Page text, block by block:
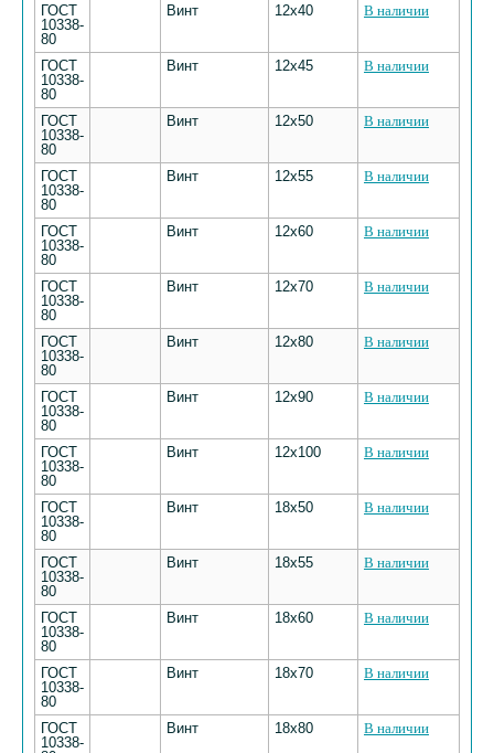
ГОСТ
10338-
80
Винт 12х40 В наличии
ГОСТ
10338-
80
Винт 12х45 В наличии
ГОСТ
10338-
80
Винт 12х50 В наличии
ГОСТ
10338-
80
Винт 12х55 В наличии
ГОСТ
10338-
80
Винт 12х60 В наличии
ГОСТ
10338-
80
Винт 12х70 В наличии
ГОСТ
10338-
80
Винт 12х80 В наличии
ГОСТ
10338-
80
Винт 12х90 В наличии
ГОСТ
10338-
80
Винт 12х100 В наличии
ГОСТ
10338-
80
Винт 18х50 В наличии
ГОСТ
10338-
80
Винт 18х55 В наличии
ГОСТ
10338-
80
Винт 18х60 В наличии
ГОСТ
10338-
80
Винт 18х70 В наличии
ГОСТ
10338-
Винт 18х80 В наличии